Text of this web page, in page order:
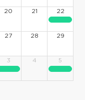
20 21 22
27 28 29
3 4 5